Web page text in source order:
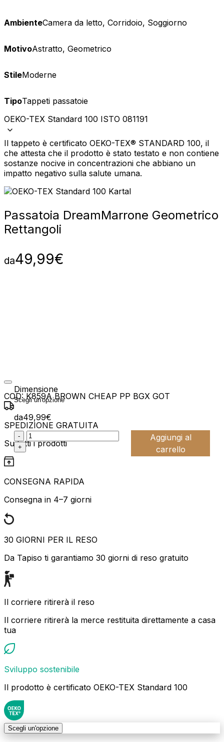
AmbienteCamera da letto, Corridoio, Soggiorno
MotivoAstratto, Geometrico
StileModerne
TipoTappeti passatoie
OEKO-TEX Standard 100 ISTO 081191
Il tappeto è certificato OEKO-TEX® STANDARD 100, il
che attesta che il prodotto è stato testato e non contiene
sostanze nocive in concentrazioni che abbiano un
impatto negativo sulla salute umana.
Passatoia DreamMarrone Geometrico
Rettangoli
da49,99€
Dimensione
da49,99€
:product_name quantity
-
+
Aggiungi al
carrello
COD:K859A BROWN CHEAP PP BGX GOT
SPEDIZIONE GRATUITA
Su tutti i prodotti
CONSEGNA RAPIDA
Consegna in 4–7 giorni
30 GIORNI PER IL RESO
Da Tapiso ti garantiamo 30 giorni di reso gratuito
Il corriere ritirerà il reso
Il corriere ritirerà la merce restituita direttamente a casa
tua
Sviluppo sostenibile
Il prodotto è certificato OEKO-TEX Standard 100
Scegli un'opzione